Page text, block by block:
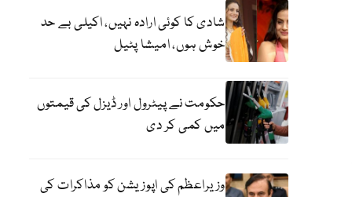
شادی کا کوئی ارادہ نہیں، اکیلی بے حد
خوش ہوں، امیشا پٹیل
حکومت نے پیٹرول اور ڈیزل کی قیمتوں
میں کمی کر دی
وزیراعظم کی اپوزیشن کو مذاکرات کی